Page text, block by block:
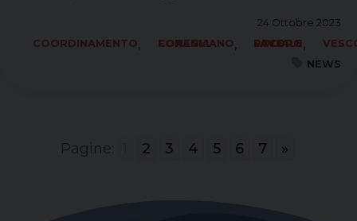
24 Ottobre 2023
COORDINAMENTO, FORANIA CONEGLIANO, SOCIALE LAVORO PACE ,
NEWS
Pagine: 2 3 4 5 6 7 »